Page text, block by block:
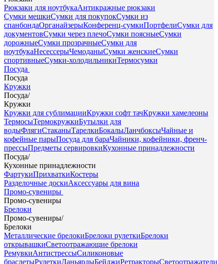
Рюкзаки для ноутбукаАнтикражные рюкзаки
Сумки мешкиСумки для покупокСумки из
спанбондаОрганайзерыКонференц-сумкиПортфелиСумки для
документовСумки через плечоСумки поясныеСумки
дорожныеСумки прозрачныеСумки для
ноутбукаНесессерыЧемоданыСумки женскиеСумки
спортивныеСумки-холодильникиТермосумки
Посуда
Посуда
Кружки
Посуда/
Кружки
Кружки для сублимацииКружки софт тачКружки хамелеоны
ТермосыТермокружкиБутылки для
водыФлягиСтаканыТарелкиБокалыЛанчбоксыЧайные и
кофейные парыПосуда для бараЧайники, кофейники, френч-
прессыПредметы сервировкиКухонные принадлежности
Посуда/
Кухонные принадлежности
ФартукиПрихваткиКостеры
Разделочные доскиАксессуары для вина
Промо-сувениры
Промо-сувениры
Брелоки
Промо-сувениры/
Брелоки
Металлические брелокиБрелоки рулеткиБрелоки
открывашкиСветоотражающие брелоки
РемувкиАнтистрессыСиликоновые
браслетыРулеткиЛаньярдыБейджиРетракторыСветоотражатели